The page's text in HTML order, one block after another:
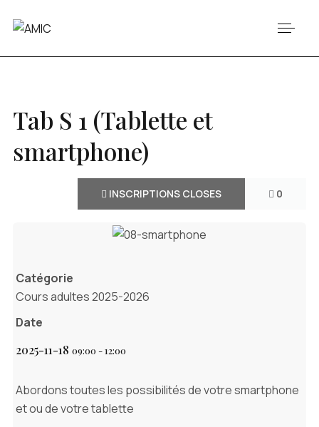
Tab S 1 (Tablette et
smartphone)
INSCRIPTIONS CLOSES 0
Catégorie
Cours adultes 2025-2026
Date
2025-11-18 09:00-12:00
Abordons toutes les possibilités de votre smartphone
et ou de votre tablette